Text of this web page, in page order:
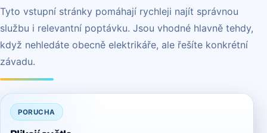
Tyto vstupní stránky pomáhají rychleji najít správnou
službu i relevantní poptávku. Jsou vhodné hlavně tehdy,
když nehledáte obecně elektrikáře, ale řešíte konkrétní
závadu.
PORUCHA